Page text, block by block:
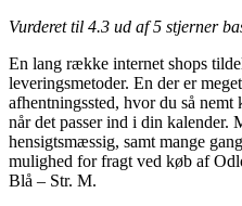
Vurderet til 4.3 ud af 5 stjerner
En lang række internet shops
leveringsmetoder. En der er
afhentningssted, hvor du så
når det passer ind i din kalender.
hensigtsmæssig, samt mange
mulighed for fragt ved køb af
Blå – Str. M.